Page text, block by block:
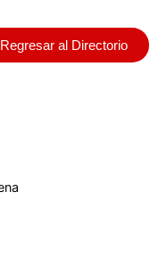
Regresar al Directorio